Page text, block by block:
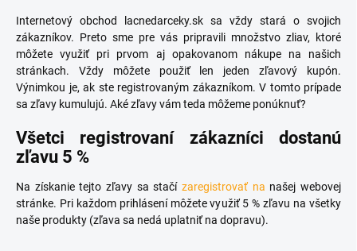
Internetový obchod lacnedarceky.sk sa vždy stará o svojich
zákazníkov. Preto sme pre vás pripravili množstvo zliav, ktoré
môžete využiť pri prvom aj opakovanom nákupe na našich
stránkach. Vždy môžete použiť len jeden zľavový kupón.
Výnimkou je, ak ste registrovaným zákazníkom. V tomto prípade
sa zľavy kumulujú. Aké zľavy vám teda môžeme ponúknuť?
Všetci registrovaní zákazníci dostanú
zľavu 5 %
Na získanie tejto zľavy sa stačí zaregistrovať na našej webovej
stránke. Pri každom prihlásení môžete využiť 5 % zľavu na všetky
naše produkty (zľava sa nedá uplatniť na dopravu).